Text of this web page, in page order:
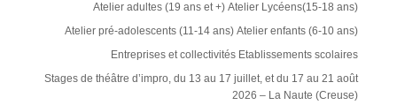
Atelier adultes (19 ans et +) Atelier Lycéens(15-18 ans)
Atelier pré-adolescents (11-14 ans) Atelier enfants (6-10 ans)
Entreprises et collectivités Etablissements scolaires
Stages de théâtre d’impro, du 13 au 17 juillet, et du 17 au 21 août
2026 – La Naute (Creuse)